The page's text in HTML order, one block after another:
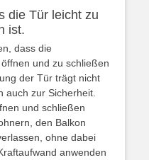
die Tür leicht zu
ist.
dass die
und zu schließen
der Tür trägt nicht
auch zur Sicherheit.
und schließen
den Balkon
ohne dabei
anwenden